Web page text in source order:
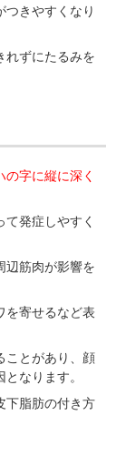
きやすくなり
れずにたるみを
字に縦に深く
発症しやすく
辺筋肉が影響を
を寄せるなど表
ことがあり、顔
なります。
下脂肪の付き方